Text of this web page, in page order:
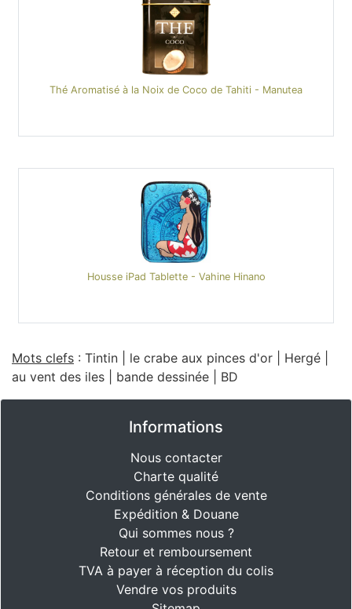
Thé Aromatisé à la Noix de Coco de Tahiti - Manutea
Housse iPad Tablette - Vahine Hinano
Mots clefs : Tintin le crabe aux pinces d'or Hergé
au vent des iles
bande dessinée BD
Informations
Nous contacter
Charte qualité
Conditions générales de vente
Expédition & Douane
Qui sommes nous ?
Retour et remboursement
TVA à payer à réception du colis
Vendre vos produits